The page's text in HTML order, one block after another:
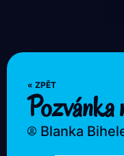
« ZPĚT
Blanka